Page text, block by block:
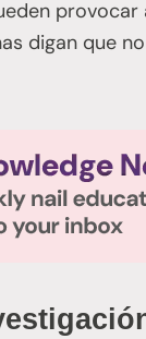
provocar
digan que